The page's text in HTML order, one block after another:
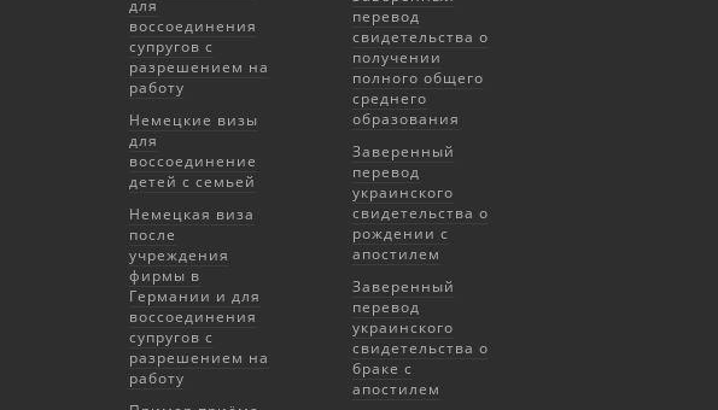
для
воссоединения
супругов с
разрешением на
работу
Немецкие визы
для
воссоединение
детей с семьей
Немецкая виза
после
учреждения
фирмы в
Германии и для
воссоединения
супругов с
разрешением на
работу
перевод
свидетельства о
получении
полного общего
среднего
образования
Заверенный
перевод
украинского
свидетельства о
рождении с
апостилем
Заверенный
перевод
украинского
свидетельства о
браке с
апостилем